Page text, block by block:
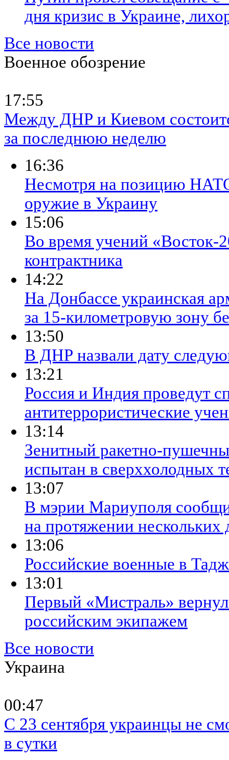
дня кризис в Украине,
Все новости
Военное обозрение
17:55
Между ДНР и Киевом
за последнюю неделю
16:36
Несмотря на позицию
оружие в Украину
15:06
Во время учений «Восток-
контрактника
14:22
На Донбассе украинская
за 15-километровую зону
13:50
В ДНР назвали дату
13:21
​Россия и Индия проведут
антитеррористические
13:14
​Зенитный ракетно-
испытан в сверххолодных
13:07
В мэрии Мариуполя
на протяжении нескольких
13:06
​Российские военные в
13:01
​Первый «Мистраль»
российским экипажем
Все новости
Украина
00:47
С 23 сентября украинцы не
в сутки